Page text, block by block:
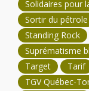
Solidaires pour
Sortir du pétrole
Standing Rock
Suprématisme
Target
Tarif
TGV Québec-